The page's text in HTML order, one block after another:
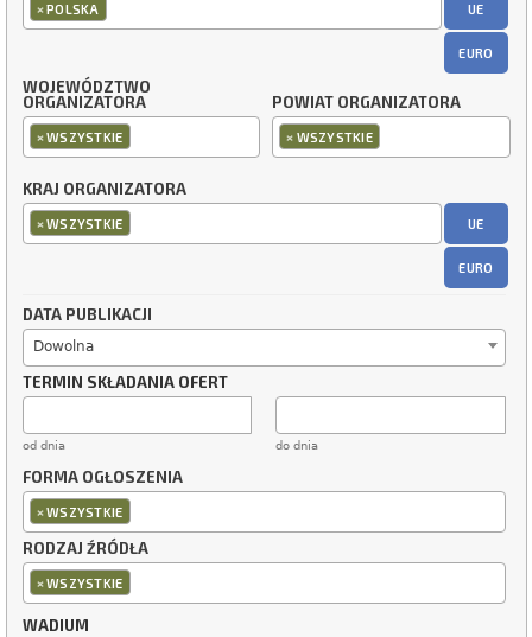
×POLSKA UE
EURO
WOJEWÓDZTWO
ORGANIZATORA
×WSZYSTKIE
POWIAT ORGANIZATORA
× WSZYSTKIE
KRAJ ORGANIZATORA
×WSZYSTKIE UE
EURO
DATA PUBLIKACJI
Dowolna
TERMIN SKŁADANIA OFERT
od dnia do dnia
FORMA OGŁOSZENIA
×WSZYSTKIE
RODZAJ ŹRÓDŁA
×WSZYSTKIE
WADIUM